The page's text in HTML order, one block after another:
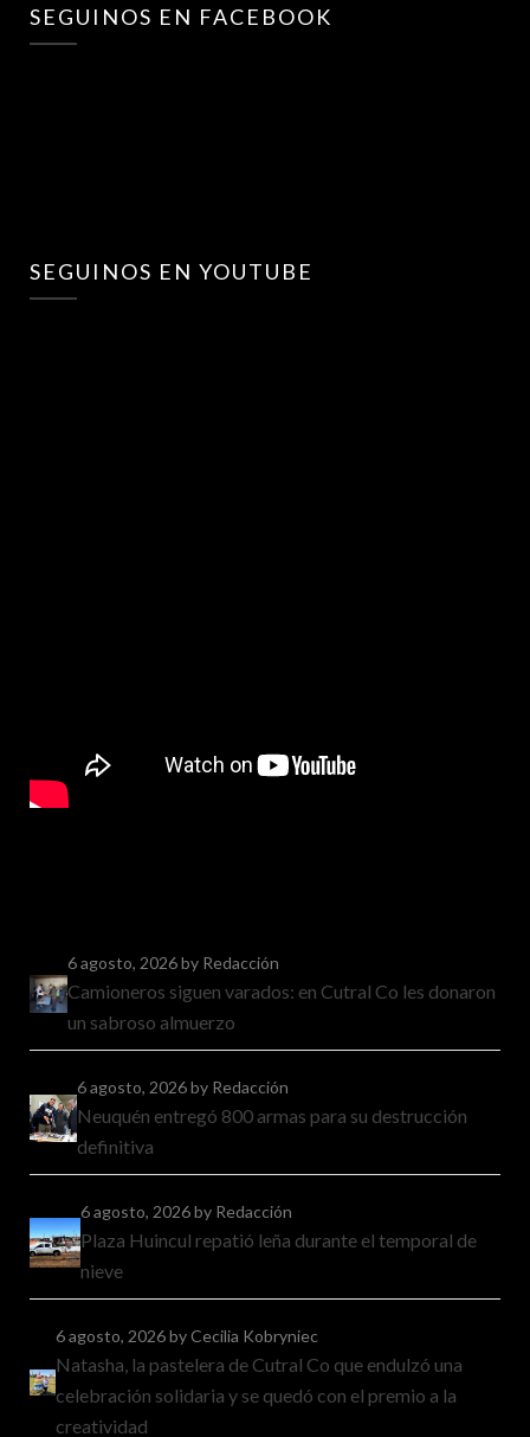
SEGUINOS EN FACEBOOK
SEGUINOS EN YOUTUBE
6 agosto, 2026by Redacción
Camioneros siguen varados: en Cutral Co les donaron
un sabroso almuerzo
6 agosto, 2026by Redacción
Neuquén entregó 800 armas para su destrucción
definitiva
6 agosto, 2026by Redacción
Plaza Huincul repatió leña durante el temporal de
nieve
6 agosto, 2026by Cecilia Kobryniec
Natasha, la pastelera de Cutral Co que endulzó una
celebración solidaria y se quedó con el premio a la
creatividad